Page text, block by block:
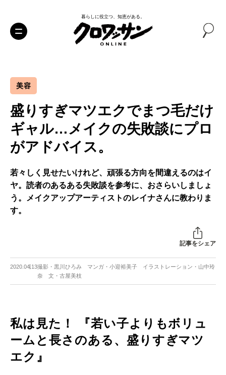
暮らしに役立つ、知恵がある。
美容
盛りすぎマツエクでまつ毛だけ
ギャル…メイクの失敗談にプロ
がアドバイス。
若々しく見せたいけれど、頑張る方向を間違えるのはイ
ヤ。読者のあるある失敗談を参考に、おさらいしましょ
う。メイクアップアーティストのレイナさんに教わりま
す。
記事をシェア
2020.04.13撮影・黒川ひろみ マンガ・小迎裕美子 イラストレーション・山中玲
奈 文・古屋美枝
私は見た！ 『若い子よりもボリュ
ームと長さのある、盛りすぎマツ
エク』